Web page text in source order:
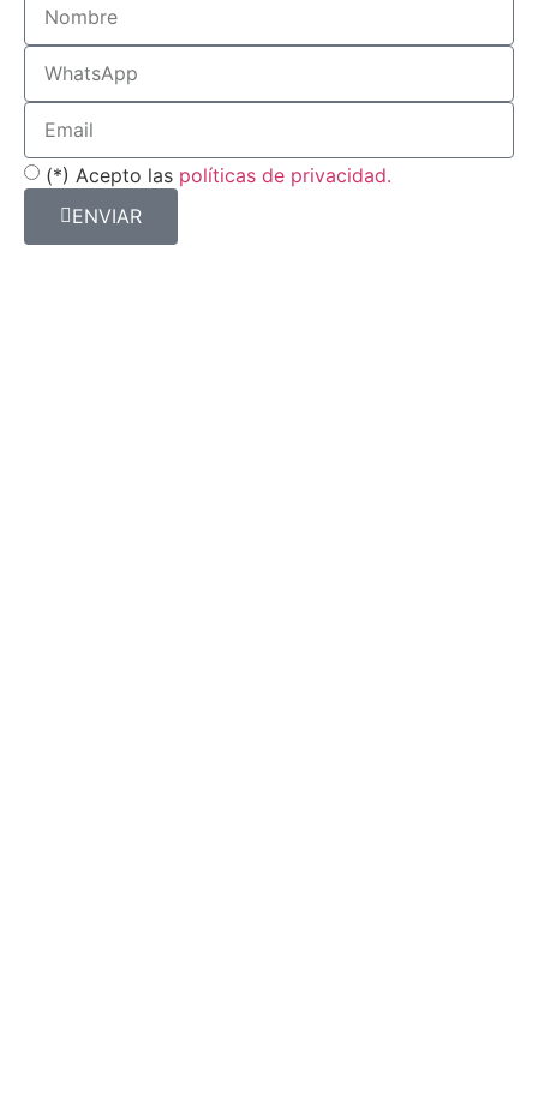
(*) Acepto las políticas de privacidad.
ENVIAR